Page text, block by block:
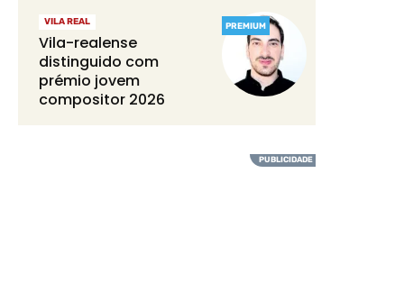
PREMIUM
VILA REAL
Vila-realense
distinguido com
prémio jovem
compositor 2026